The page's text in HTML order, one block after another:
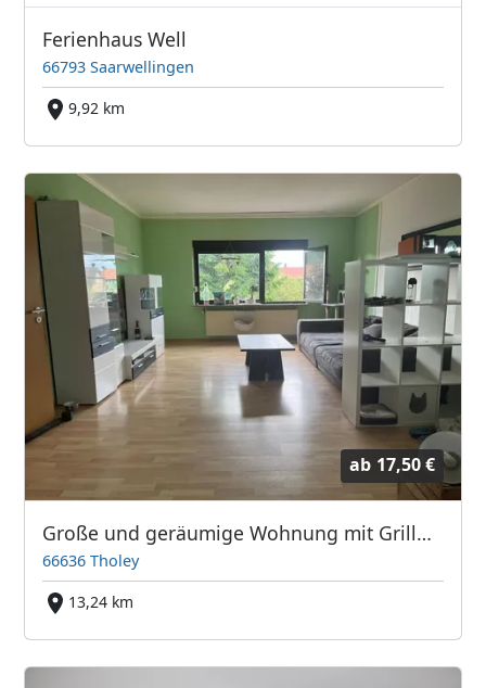
Ferienhaus Well
66793 Saarwellingen
9,92 km
ab 17,50 €
Große und geräumige Wohnung mit Grillmöglichkeit in Theley
66636 Tholey
13,24 km